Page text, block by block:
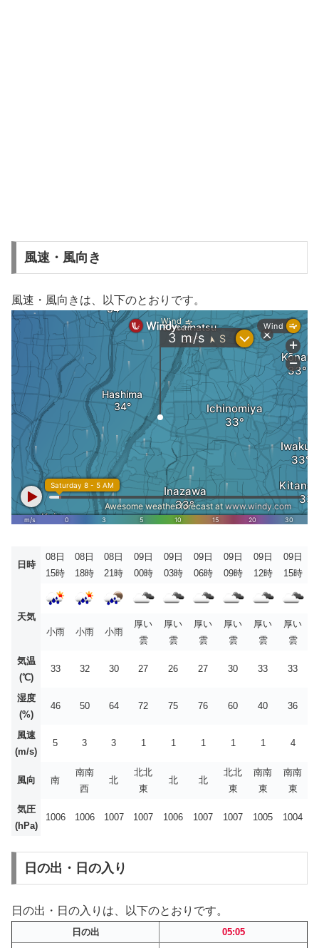
風速・風向き
風速・風向きは、以下のとおりです。
日時
08日
15時
08日
18時
08日
21時
09日
00時
09日
03時
09日
06時
09日
09時
09日
12時
09日
15時
天気
小雨
小雨 小雨
厚い
雲
厚い
雲
厚い
雲
厚い
雲
厚い
雲
厚い
雲
気温
(℃)
33 32 30 27 26 27 30 33 33
湿度
(%)
46 50 64 72 75 76 60 40 36
風速
(m/s)
5 3 3 1 1 1 1 1 4
風向 南
南南
西
北
北北
東
北 北
北北
東
南南
東
南南
東
気圧
(hPa)
1006 1006 1007 1007 1006 1007 1007 1005 1004
日の出・日の入り
日の出・日の入りは、以下のとおりです。
日の出
05:05